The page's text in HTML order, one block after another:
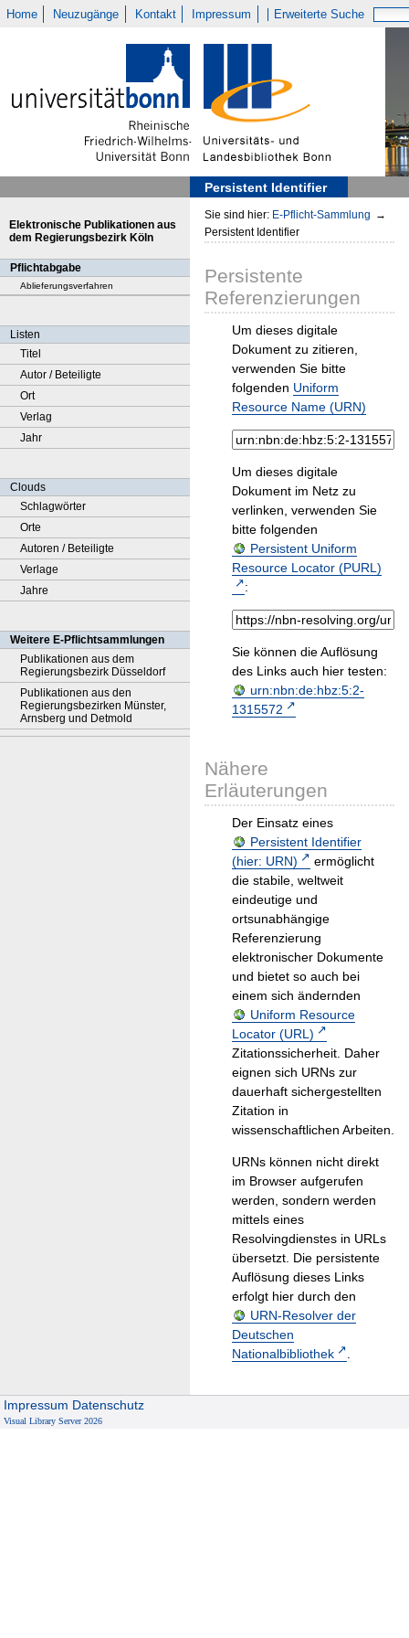
Home Neuzugänge Kontakt Impressum Erweiterte Suche
Persistent Identifier
Elektronische Publikationen aus
dem Regierungsbezirk Köln
Pflichtabgabe
Ablieferungsverfahren
Listen
Titel
Autor / Beteiligte
Ort
Verlag
Jahr
Clouds
Schlagwörter
Orte
Autoren / Beteiligte
Verlage
Jahre
Weitere E-Pflichtsammlungen
Publikationen aus dem
Regierungsbezirk Düsseldorf
Publikationen aus den
Regierungsbezirken Münster,
Arnsberg und Detmold
Sie sind hier: E-Pflicht-Sammlung →
Persistent Identifier
Persistente
Referenzierungen
Um dieses digitale
Dokument zu zitieren,
verwenden Sie bitte
folgenden Uniform
Resource Name (URN)
Um dieses digitale
Dokument im Netz zu
verlinken, verwenden Sie
bitte folgenden
Persistent Uniform
Resource Locator (PURL)
:
Sie können die Auflösung
des Links auch hier testen:
urn:nbn:de:hbz:5:2-
1315572
Nähere
Erläuterungen
Der Einsatz eines
Persistent Identifier
(hier: URN)
ermöglicht
die stabile, weltweit
eindeutige und
ortsunabhängige
Referenzierung
elektronischer Dokumente
und bietet so auch bei
einem sich ändernden
Uniform Resource
Locator (URL)
Zitationssicherheit. Daher
eignen sich URNs zur
dauerhaft sichergestellten
Zitation in
wissenschaftlichen Arbeiten.
URNs können nicht direkt
im Browser aufgerufen
werden, sondern werden
mittels eines
Resolvingdienstes in URLs
übersetzt. Die persistente
Auflösung dieses Links
erfolgt hier durch den
URN-Resolver der
Deutschen
Nationalbibliothek
.
Impressum Datenschutz
Visual Library Server 2026